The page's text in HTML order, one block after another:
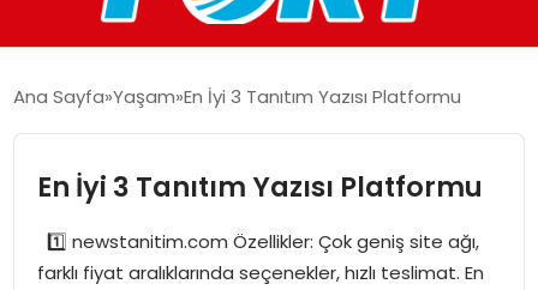
GUNCEL
YAŞAM
SAĞLIK
Ana Sayfa Yaşam En İyi 3 Tanıtım Yazısı Platformu
En İyi 3 Tanıtım Yazısı Platformu
1️⃣ newstanitim.com Özellikler: Çok geniş site ağı,
farklı fiyat aralıklarında seçenekler, hızlı teslimat. En